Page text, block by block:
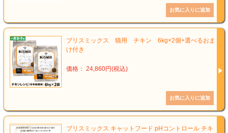
ブリスミックス 猫用 チキン 6kg×2個+選べるおま
け付き
価格： 24,860円(税込)
ブリスミックス キャットフード pHコントロール チキ